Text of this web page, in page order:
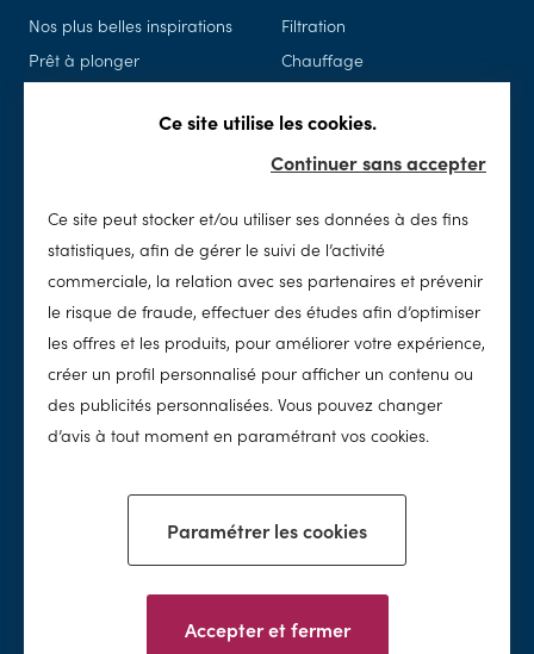
Nos plus belles inspirations
Prêt à plonger
Filtration
Chauffage
Sécurité
Accessoires & loisirs
Entretien
Nettoyage
Chimie
Traitement de l'eau
SolidPool
Notre concept
Notre réseau
Nos valeurs
Nos conseils
Facebook
Mentions légales & conditions d'utilisation
Ce site utilise les cookies.
Continuer sans accepter
Ce site peut stocker et/ou utiliser ses données à des fins
statistiques, afin de gérer le suivi de l’activité
commerciale, la relation avec ses partenaires et prévenir
le risque de fraude, effectuer des études afin d’optimiser
les offres et les produits, pour améliorer votre expérience,
créer un profil personnalisé pour afficher un contenu ou
des publicités personnalisées. Vous pouvez changer
d’avis à tout moment en paramétrant vos cookies.
Paramétrer les cookies
Accepter et fermer